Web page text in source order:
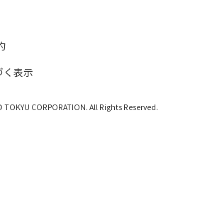
く表示
CORPORATION. All Rights Reserved.